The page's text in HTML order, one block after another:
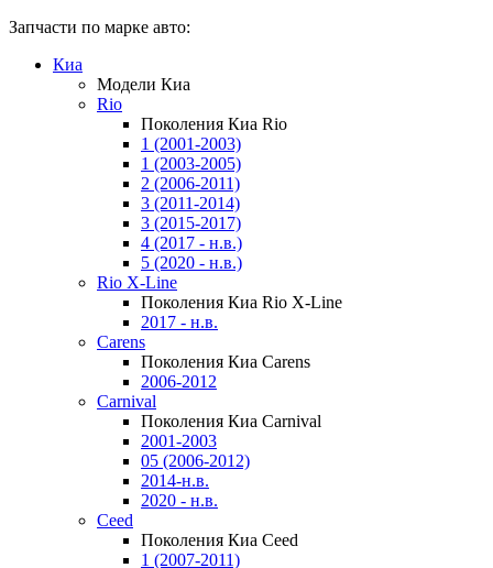
Запчасти по марке авто:
Киа
Модели Киа
Rio
Поколения Киа Rio
1 (2001-2003)
1 (2003-2005)
2 (2006-2011)
3 (2011-2014)
3 (2015-2017)
4 (2017 - н.в.)
5 (2020 - н.в.)
Rio X-Line
Поколения Киа Rio X-Line
2017 - н.в.
Carens
Поколения Киа Carens
2006-2012
Carnival
Поколения Киа Carnival
2001-2003
05 (2006-2012)
2014-н.в.
2020 - н.в.
Ceed
Поколения Киа Ceed
1 (2007-2011)